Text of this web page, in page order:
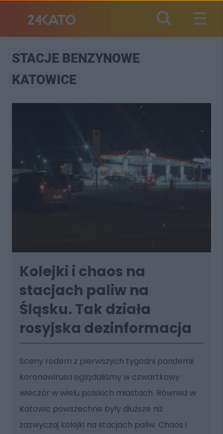
STACJE BENZYNOWE
KATOWICE
Kolejki i chaos na
stacjach paliw na
Śląsku. Tak działa
rosyjska dezinformacja
Sceny rodem z pierwszych tygodni pandemii
koronawirusa oglądaliśmy w czwartkowy
wieczór w wielu polskich miastach. Również w
Katowic powszechne były dłuższe niż
zazwyczaj kolejki na stacjach paliw. Chaos i